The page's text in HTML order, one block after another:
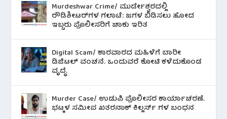
Murdeshwar Crime/ ಮುರ್ಡೇಶ್ವರದಲ್ಲಿ
ರೌಡಿಶೀಟರ್‌ಗಳ ಗಲಾಟೆ: ಜಗಳ ಬಿಡಿಸಲು ಹೋದ
ಇಬ್ಬರು ಪೊಲೀಸರಿಗೆ ಚಾಕು ಇರಿತ
Digital Scam/ ಕಾರವಾರದ ಮಹಿಳೆಗೆ ಬಾರೀ
ಡಿಜಿಟಲ್ ವಂಚನೆ. ಒಂದುವರೆ ಕೋಟಿ ಕಳೆದುಕೊಂಡ
ವೃದ್ಧೆ.
Murder Case/ ಉಡುಪಿ ಪೊಲೀಸರ ಕಾರ್ಯಾಚರಣೆ.
ಭಟ್ಕಳ ಸಮೀಪ ಖತರನಾಕ್ ಕಿಲ್ಲರ್ಸ್ ಗಳ ಬಂಧನ